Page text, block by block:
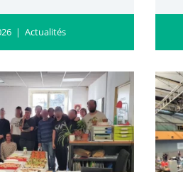
| Actualités